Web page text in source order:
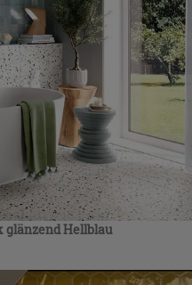
glänzend Hellblau